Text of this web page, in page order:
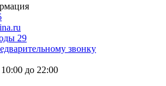
29
звонку
до 22:00